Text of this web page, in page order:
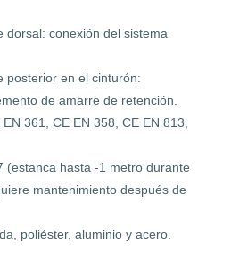
dorsal: conexión del sistema
posterior en el cinturón:
de amarre de retención.
361, CE EN 358, CE EN 813,
(estanca hasta -1 metro durante
mantenimiento después de
poliéster, aluminio y acero.